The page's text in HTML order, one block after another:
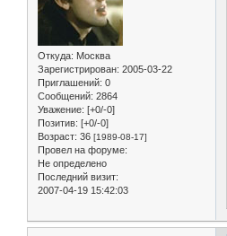
Откуда: Москва
Зарегистрирован: 2005-03-22
Приглашений: 0
Сообщений: 2864
Уважение: [+0/-0]
Позитив: [+0/-0]
Возраст: 36 [1989-08-17]
Провел на форуме:
Не определено
Последний визит:
2007-04-19 15:42:03